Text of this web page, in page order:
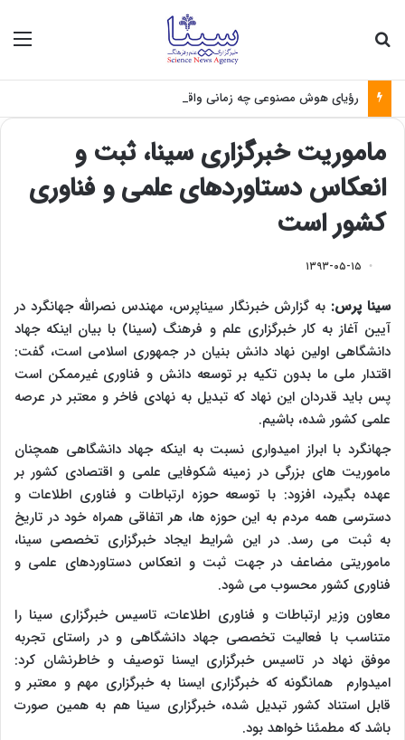
رؤیای هوش مصنوعی چه زمانی واقعی می‌شود؟
ماموریت خبرگزاری سینا، ثبت و
انعکاس دستاوردهای علمی و فناوری
کشور است
۱۳۹۳-۰۵-۱۵
سینا پرس: به گزارش خبرنگار سیناپرس، مهندس نصرالله جهانگرد در
آیین آغاز به کار خبرگزاری علم و فرهنگ (سینا) با بیان اینکه جهاد
دانشگاهی اولین نهاد دانش بنیان در جمهوری اسلامی است، گفت:
اقتدار ملی ما بدون تکیه بر توسعه دانش و فناوری غیرممکن است
پس باید قدردان این نهاد که تبدیل به نهادی فاخر و معتبر در عرصه
علمی کشور شده، باشیم.
جهانگرد با ابراز امیدواری نسبت به اینکه جهاد دانشگاهی همچنان
ماموریت های بزرگی در زمینه شکوفایی علمی و اقتصادی کشور بر
عهده بگیرد، افزود: با توسعه حوزه ارتباطات و فناوری اطلاعات و
دسترسی همه مردم به این حوزه ها، هر اتفاقی همراه خود در تاریخ
به ثبت می رسد. در این شرایط ایجاد خبرگزاری تخصصی سینا،
ماموریتی مضاعف در جهت ثبت و انعکاس دستاوردهای علمی و
فناوری کشور محسوب می شود.
معاون وزیر ارتباطات و فناوری اطلاعات، تاسیس خبرگزاری سینا را
متناسب با فعالیت تخصصی جهاد دانشگاهی و در راستای تجربه
موفق نهاد در تاسیس خبرگزاری ایسنا توصیف و خاطرنشان کرد:
امیدوارم همانگونه که خبرگزاری ایسنا به خبرگزاری مهم و معتبر و
قابل استناد کشور تبدیل شده، خبرگزاری سینا هم به همین صورت
باشد که مطمئنا خواهد بود.